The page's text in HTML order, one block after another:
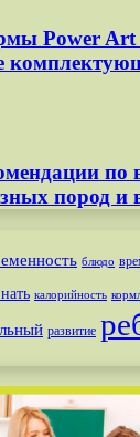
Power
по
пород и
блюдо
калорийность
развитие